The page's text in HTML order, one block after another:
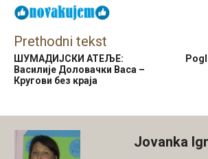
Prethodni tekst
ШУМАДИЈСКИ АТЕЉЕ:
Василије Доловачки Васа –
Кругови без краја
Jovanka